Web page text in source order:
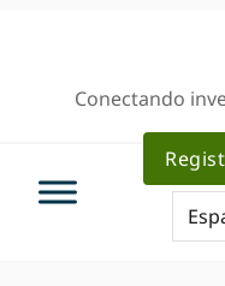
navegación
principalConectando